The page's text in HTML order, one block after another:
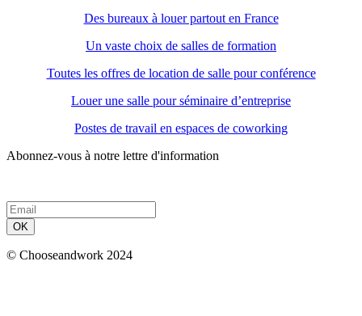
Des bureaux à louer partout en France
Un vaste choix de salles de formation
Toutes les offres de location de salle pour conférence
Louer une salle pour séminaire d’entreprise
Postes de travail en espaces de coworking
Abonnez-vous à notre lettre d'information
OK
© Chooseandwork 2024